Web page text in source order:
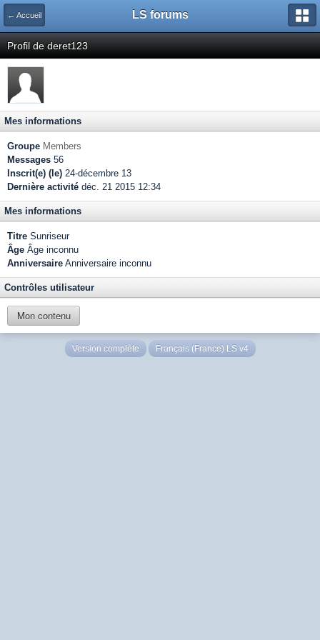
← Accueil LS forums
Profil de deret123
Mes informations
Groupe Members
Messages 56
Inscrit(e) (le) 24-décembre 13
Dernière activité déc. 21 2015 12:34
Mes informations
Titre Sunriseur
Âge Âge inconnu
Anniversaire Anniversaire inconnu
Contrôles utilisateur
Mon contenu
Version complète Français (France) LS v4